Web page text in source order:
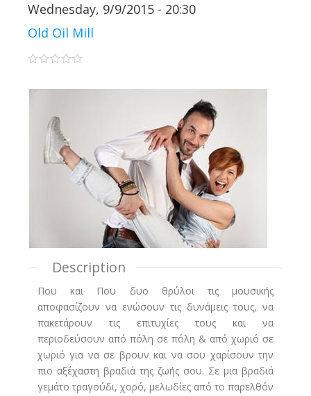
Wednesday, 9/9/2015 - 20:30
Old Oil Mill
0 stars
Description
Που και Που δυο θρύλοι τις μουσικής
αποφασίζουν να ενώσουν τις δυνάμεις τους, να
πακετάρουν τις επιτυχίες τους και να
περιοδεύσουν από πόλη σε πόλη & από χωριό σε
χωριό για να σε βρουν και να σου χαρίσουν την
πιο αξέχαστη βραδιά της ζωής σου. Σε μια βραδιά
γεμάτο τραγούδι, χορό, μελωδίες από το παρελθόν